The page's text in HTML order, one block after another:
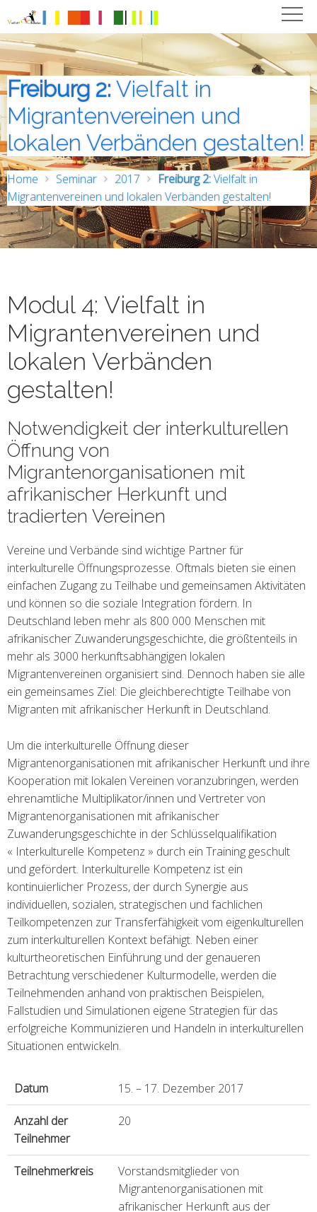
Freiburg 2: Vielfalt in
Migrantenvereinen und
lokalen Verbänden gestalten!
Home Seminar 2017 Freiburg 2:Vielfalt in
Migrantenvereinen und lokalen Verbänden gestalten!
Modul 4: Vielfalt in
Migrantenvereinen und
lokalen Verbänden
gestalten!
Notwendigkeit der interkulturellen
Öffnung von
Migrantenorganisationen mit
afrikanischer Herkunft und
tradierten Vereinen
Vereine und Verbände sind wichtige Partner für
interkulturelle Öffnungsprozesse. Oftmals bieten sie einen
einfachen Zugang zu Teilhabe und gemeinsamen Aktivitäten
und können so die soziale Integration fördern. In
Deutschland leben mehr als 800 000 Menschen mit
afrikanischer Zuwanderungsgeschichte, die größtenteils in
mehr als 3000 herkunftsabhängigen lokalen
Migrantenvereinen organisiert sind. Dennoch haben sie alle
ein gemeinsames Ziel: Die gleichberechtigte Teilhabe von
Migranten mit afrikanischer Herkunft in Deutschland.
Um die interkulturelle Öffnung dieser
Migrantenorganisationen mit afrikanischer Herkunft und ihre
Kooperation mit lokalen Vereinen voranzubringen, werden
ehrenamtliche Multiplikator/innen und Vertreter von
Migrantenorganisationen mit afrikanischer
Zuwanderungsgeschichte in der Schlüsselqualifikation
« Interkulturelle Kompetenz » durch ein Training geschult
und gefördert. Interkulturelle Kompetenz ist ein
kontinuierlicher Prozess, der durch Synergie aus
individuellen, sozialen, strategischen und fachlichen
Teilkompetenzen zur Transferfähigkeit vom eigenkulturellen
zum interkulturellen Kontext befähigt. Neben einer
kulturtheoretischen Einführung und der genaueren
Betrachtung verschiedener Kulturmodelle, werden die
Teilnehmenden anhand von praktischen Beispielen,
Fallstudien und Simulationen eigene Strategien für das
erfolgreiche Kommunizieren und Handeln in interkulturellen
Situationen entwickeln.
Datum 15. – 17. Dezember 2017
Anzahl der
Teilnehmer
20
Teilnehmerkreis
Vorstandsmitglieder von
Migrantenorganisationen mit
afrikanischer Herkunft aus der